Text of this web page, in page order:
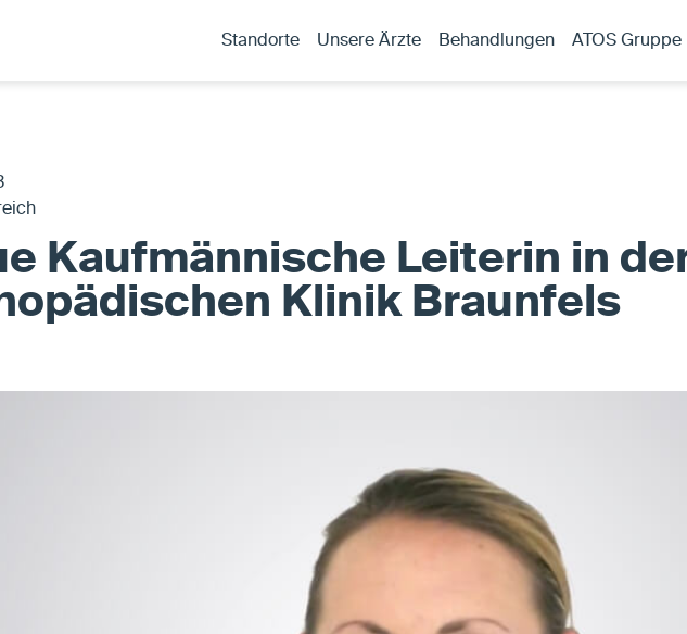
Standorte Unsere Ärzte Behandlungen ATOS Gruppe
Kaufmännische Leiterin in
Klinik Braunfels